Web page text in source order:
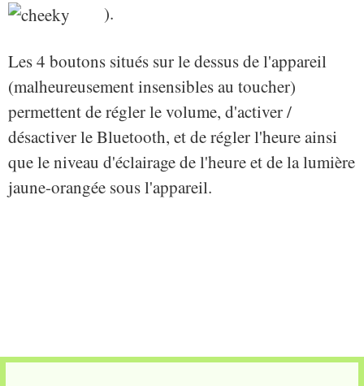
).
Les 4 boutons situés sur le dessus de l'appareil
(malheureusement insensibles au toucher)
permettent de régler le volume, d'activer /
désactiver le Bluetooth, et de régler l'heure ainsi
que le niveau d'éclairage de l'heure et de la lumière
jaune-orangée sous l'appareil.